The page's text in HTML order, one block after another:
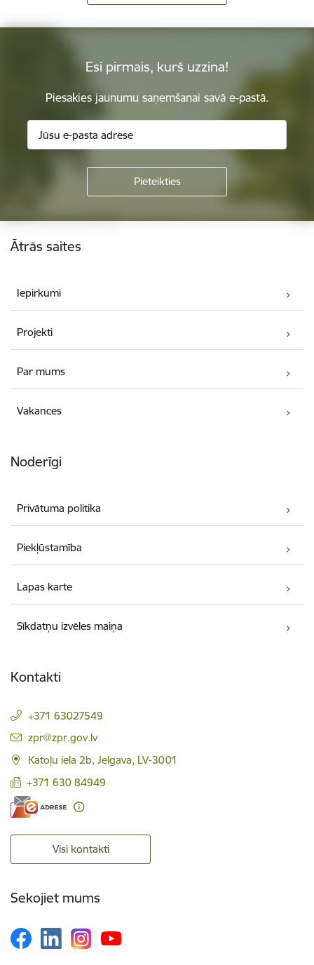
Esi pirmais, kurš uzzina!
Piesakies jaunumu saņemšanai savā e-pastā.
Kājene
Ātrās saites
Iepirkumi
Projekti
Par mums
Vakances
Noderīgi
Privātuma politika
Piekļūstamība
Lapas karte
Sīkdatņu izvēles maiņa
Kontakti
+371 63027549
E-pasts:
zpr@zpr.gov.lv
Katoļu iela 2b, Jelgava, LV-3001
+371 630 84949
Visi kontakti
Sekojiet mums